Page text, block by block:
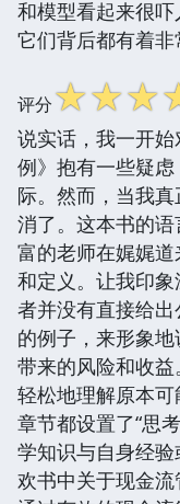
和模型看起来很
它们背后都有着非
评分☆☆☆
说实话，我一开
例》抱有一些疑
际。然而，当我
消了。这本书的
富的老师在娓娓
和定义。让我印
者并没有直接给
的例子，来形象
带来的风险和收
轻松地理解原本
章节都设置了“思
学知识与自身经
欢书中关于现金